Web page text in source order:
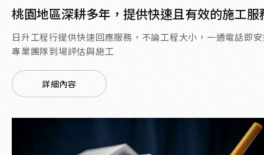
桃園地區深耕多年，提供快速且有效的施工服
日升工程行提供快速回應服務，不論工程大小，一通電話即
專業團隊到場評估與施工
詳細內容